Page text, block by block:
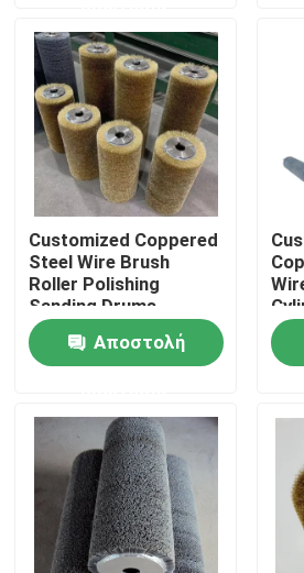
Σχετικά με εμάς
Γύρος εργοστασίων
Ποιοτικός έλεγχος
επαφή
Ζητήστε ένα απόσπασμα
Βιομηχανική λωρίδα βούρτσας
Βιομηχανικές κυλινδρικές
Βιομηχανικές βούρτσες
Customized Coppered
Steel Wire Brush
Roller Polishing
Sanding Drums
Αποστολή